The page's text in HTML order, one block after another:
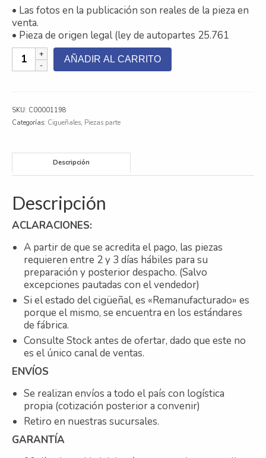
Trabaja con nosotros
• Las fotos en la publicación son reales de la pieza en
venta.
• Pieza de origen legal (ley de autopartes 25.761
CIGUEÑAL
REMAN
TURBO
DIESEL
AÑADIR AL CARRITO
SKU: C00001198
Categorías: Cigueñales, Piezas parte
Descripción
Descripción
ACLARACIONES:
A partir de que se acredita el pago, las piezas
requieren entre 2 y 3 días hábiles para su
preparación y posterior despacho. (Salvo
excepciones pautadas con el vendedor)
Si el estado del cigüeñal, es «Remanufacturado» es
porque el mismo, se encuentra en los estándares
de fábrica.
Consulte Stock antes de ofertar, dado que este no
es el único canal de ventas.
ENVÍOS
Se realizan envíos a todo el país con logística
propia (cotización posterior a convenir)
Retiro en nuestras sucursales.
GARANTÍA